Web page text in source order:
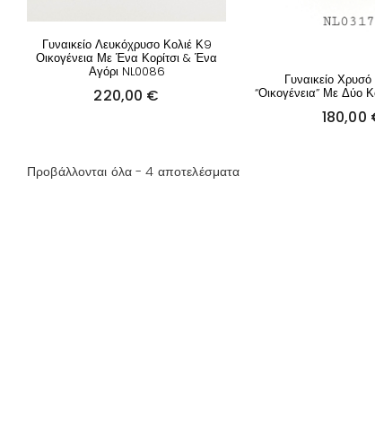
Γυναικείο Λευκόχρυσο Κολιέ Κ9
Οικογένεια Με Ένα Κορίτσι & Ένα
Αγόρι NL0086
220,00 €
Γυναικείο
“Οικογένεια” Με Δύο
180,00
Προβάλλονται όλα - 4 αποτελέσματα